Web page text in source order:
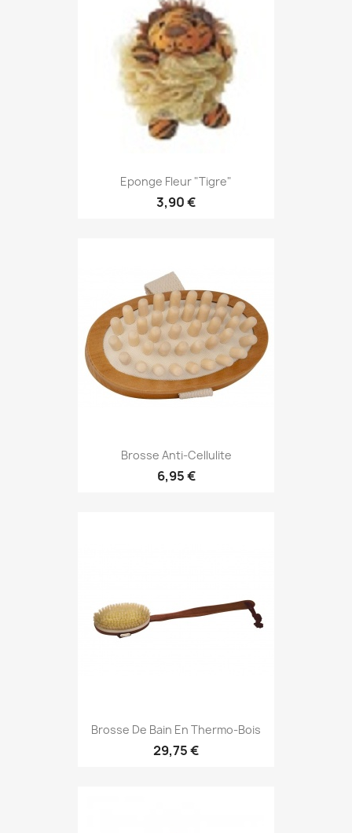
Eponge Fleur "Tigre"
3,90 €
Brosse Anti-Cellulite
6,95 €
Brosse De Bain En Thermo-Bois
29,75 €